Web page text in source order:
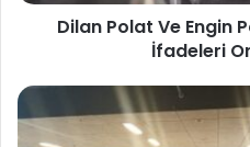
Dilan Polat Ve Engin
İfadeleri